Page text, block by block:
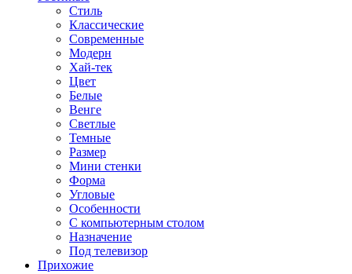
Стиль
Классические
Современные
Модерн
Хай-тек
Цвет
Белые
Венге
Светлые
Темные
Размер
Мини стенки
Форма
Угловые
Особенности
С компьютерным столом
Назначение
Под телевизор
Прихожие